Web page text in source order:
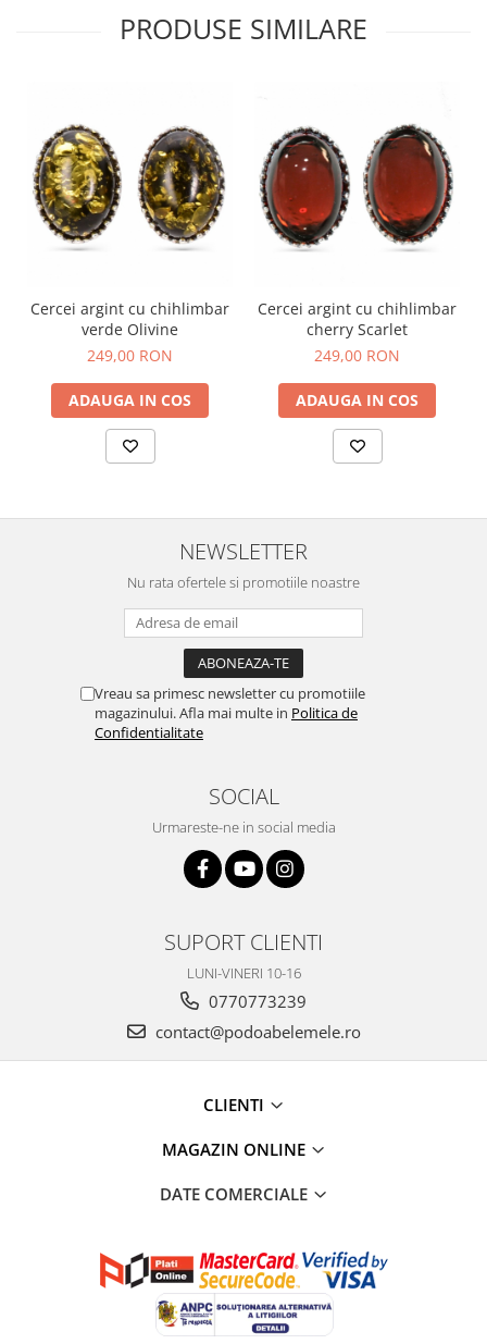
PRODUSE SIMILARE
Cercei argint cu chihlimbar
verde Olivine
249,00 RON
ADAUGA IN COS
Cercei argint cu chihlimbar
cherry Scarlet
249,00 RON
ADAUGA IN COS
NEWSLETTER
Nu rata ofertele si promotiile noastre
Vreau sa primesc newsletter cu promotiile
magazinului. Afla mai multe in Politica de
Confidentialitate
SOCIAL
Urmareste-ne in social media
SUPORT CLIENTI
LUNI-VINERI 10-16
0770773239
contact@podoabelemele.ro
CLIENTI
MAGAZIN ONLINE
DATE COMERCIALE